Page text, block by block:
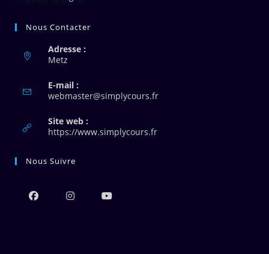
Nous Contacter
Adresse :
Metz
E-mail :
webmaster@simplycours.frS’ouvre
Site web :
https://www.simplycours.fr
Nous Suivre